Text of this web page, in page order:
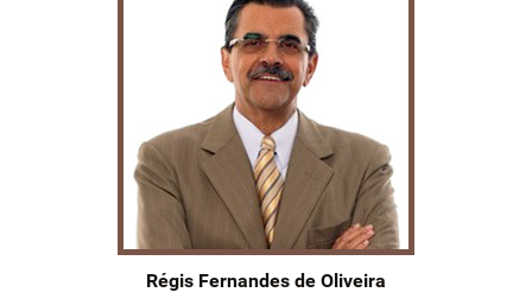
Régis Fernandes de Oliveira